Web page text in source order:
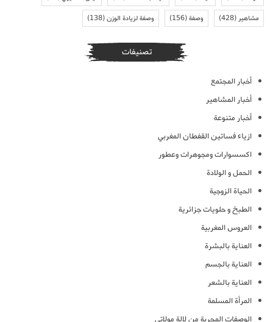
مشاهير(428) وصفة(156) وصفة لزيادة الوزن(138)
تصنيفات
أخبار المجتمع
أخبار المشاهير
أخبار متنوعة
ازياء فساتين القفطان المغربي
اكسسوارات ومجوهرات وعطور
الحمل و الولادة
الحياة الزوجية
الطبخ و حلويات جزائرية
العروس المغربية
العناية بالبشرة
العناية بالجسم
العناية بالشعر
المرأة المسلمة